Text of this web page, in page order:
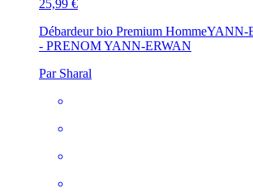
25,99 €
Débardeur bio Premium HommeYANN-
- PRENOM YANN-ERWAN
Par Sharal